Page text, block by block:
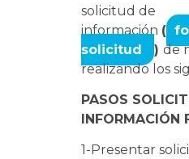
solicitud de
información (
solicitud
) de
realizando los
PASOS
INFORMACIÓN
1-Presentar